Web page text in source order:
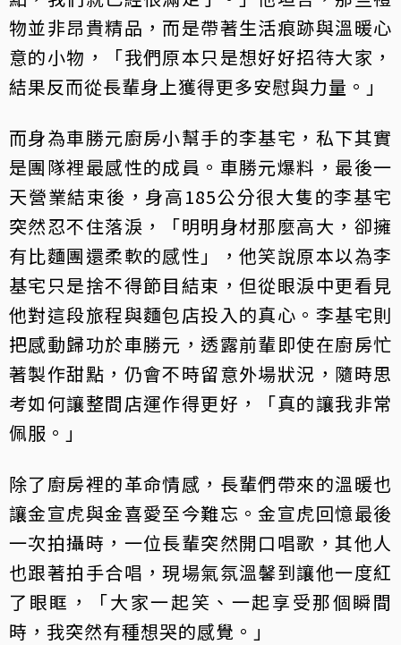
物並非昂貴精品，而是帶著生活痕跡與溫暖心
意的小物，「我們原本只是想好好招待大家，
結果反而從長輩身上獲得更多安慰與力量。」
而身為車勝元廚房小幫手的李基宅，私下其實
是團隊裡最感性的成員。車勝元爆料，最後一
天營業結束後，身高185公分很大隻的李基宅
突然忍不住落淚，「明明身材那麼高大，卻擁
有比麵團還柔軟的感性」，他笑說原本以為李
基宅只是捨不得節目結束，但從眼淚中更看見
他對這段旅程與麵包店投入的真心。李基宅則
把感動歸功於車勝元，透露前輩即使在廚房忙
著製作甜點，仍會不時留意外場狀況，隨時思
考如何讓整間店運作得更好，「真的讓我非常
佩服。」
除了廚房裡的革命情感，長輩們帶來的溫暖也
讓金宣虎與金喜愛至今難忘。金宣虎回憶最後
一次拍攝時，一位長輩突然開口唱歌，其他人
也跟著拍手合唱，現場氣氛溫馨到讓他一度紅
了眼眶，「大家一起笑、一起享受那個瞬間
時，我突然有種想哭的感覺。」